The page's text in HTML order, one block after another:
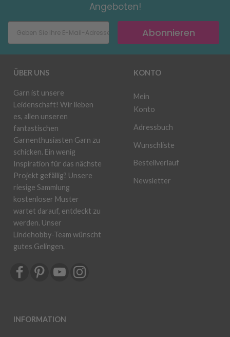
Angeboten!
Abonnieren
ÜBER UNS
Garn ist unsere
Leidenschaft! Wir lieben
es, allen unseren
fantastischen
Garnenthusiasten Garn zu
schicken. Ein wenig
Inspiration für das nächste
Projekt gefällig? Unsere
riesige Sammlung
kostenloser Muster
wartet darauf, entdeckt zu
werden. Unser
Lindehobby-Team wünscht
gutes Gelingen.
INFORMATION
KONTO
Mein
Konto
Adressbuch
Wunschliste
Bestellverlauf
Newsletter